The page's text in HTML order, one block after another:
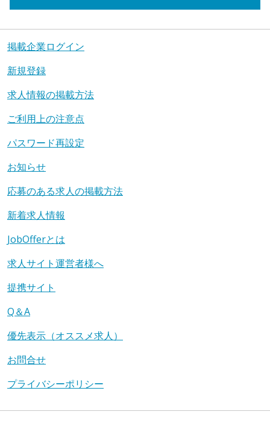
掲載企業ログイン
新規登録
求人情報の掲載方法
ご利用上の注意点
パスワード再設定
お知らせ
応募のある求人の掲載方法
新着求人情報
JobOfferとは
求人サイト運営者様へ
提携サイト
Q＆A
優先表示（オススメ求人）
お問合せ
プライバシーポリシー